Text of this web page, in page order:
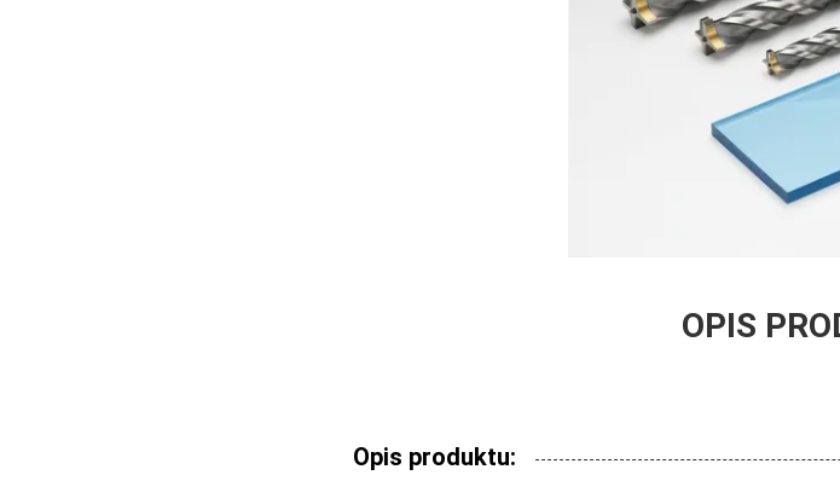
OPIS
Opis produktu: